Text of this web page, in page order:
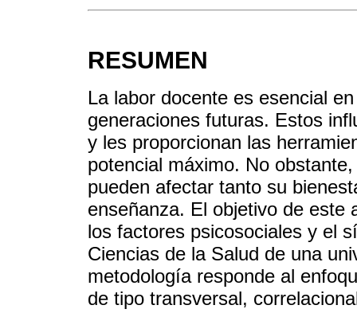
RESUMEN
La labor docente es esencial
generaciones futuras. Estos
y les proporcionan las
potencial máximo. No
pueden afectar tanto su
enseñanza. El objetivo de este
los factores psicosociales y el
Ciencias de la Salud de una
metodología responde al
de tipo transversal,